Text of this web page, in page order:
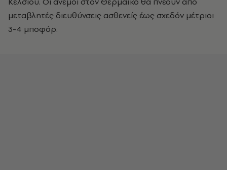
μεταβλητές διευθύνσεις ασθενείς έως σχεδόν μέτριοι
3-4 μποφόρ.